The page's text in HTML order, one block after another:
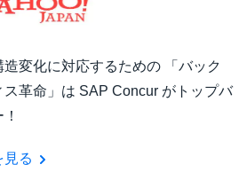
造変化に対応するための 「バック
ス革命」は SAP Concur がトップバ
見る